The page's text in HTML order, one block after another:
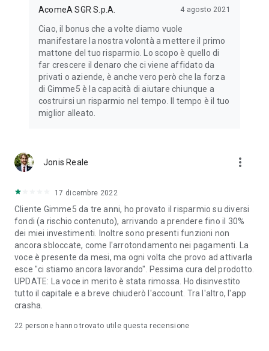
AcomeA SGR S.p.A. 4 agosto 2021
Ciao, il bonus che a volte diamo vuole
manifestare la nostra volontà a mettere il primo
mattone del tuo risparmio. Lo scopo è quello di
far crescere il denaro che ci viene affidato da
privati o aziende, è anche vero però che la forza
di Gimme5 è la capacità di aiutare chiunque a
costruirsi un risparmio nel tempo. Il tempo è il tuo
miglior alleato.
Jonis Reale more_vert
17 dicembre 2022
Cliente Gimme5 da tre anni, ho provato il risparmio su diversi
fondi (a rischio contenuto), arrivando a prendere fino il 30%
dei miei investimenti. Inoltre sono presenti funzioni non
ancora sbloccate, come l'arrotondamento nei pagamenti. La
voce è presente da mesi, ma ogni volta che provo ad attivarla
esce "ci stiamo ancora lavorando". Pessima cura del prodotto.
UPDATE: La voce in merito è stata rimossa. Ho disinvestito
tutto il capitale e a breve chiuderò l'account. Tra l'altro, l'app
crasha.
22 persone hanno trovato utile questa recensione